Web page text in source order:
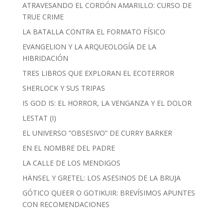
ATRAVESANDO EL CORDÓN AMARILLO: CURSO DE
TRUE CRIME
LA BATALLA CONTRA EL FORMATO FÍSICO
EVANGELION Y LA ARQUEOLOGÍA DE LA
HIBRIDACIÓN
TRES LIBROS QUE EXPLORAN EL ECOTERROR
SHERLOCK Y SUS TRIPAS
IS GOD IS: EL HORROR, LA VENGANZA Y EL DOLOR
LESTAT (I)
EL UNIVERSO “OBSESIVO” DE CURRY BARKER
EN EL NOMBRE DEL PADRE
LA CALLE DE LOS MENDIGOS
HÄNSEL Y GRETEL: LOS ASESINOS DE LA BRUJA
GÓTICO QUEER O GOTIKUIR: BREVÍSIMOS APUNTES
CON RECOMENDACIONES